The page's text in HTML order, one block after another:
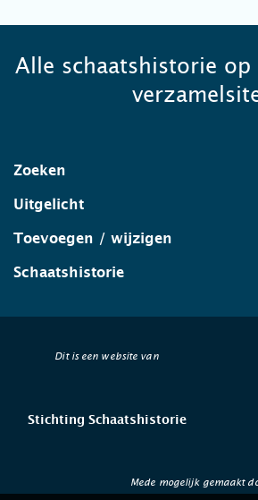
Alle schaatshistorie op
Zoeken
Uitgelicht
Toevoegen / wijzigen
Schaatshistorie
Dit is een website van
Stichting Schaatshistorie
Mede mogelijk gemaakt